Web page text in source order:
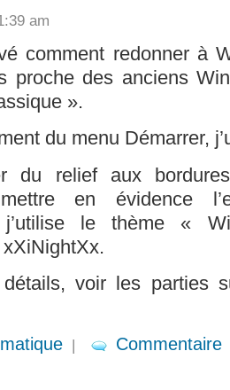
am
comment redonner à
proche des anciens
».
du menu Démarrer,
du relief aux
mettre en évidence
j’utilise le thème «
voir les parties
| Commentaire